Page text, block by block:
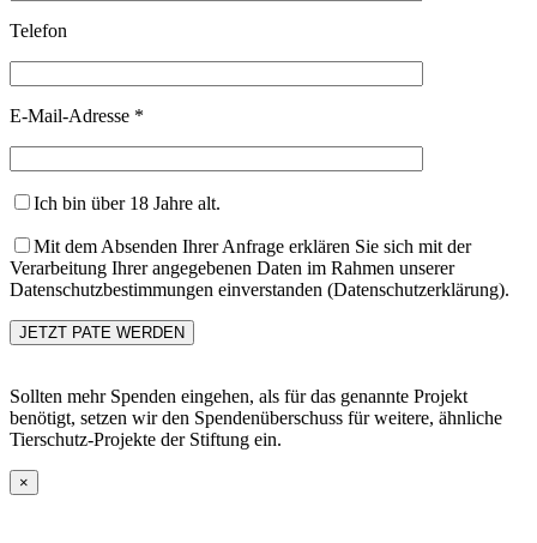
Telefon
E-Mail-Adresse *
Ich bin über 18 Jahre alt.
Mit dem Absenden Ihrer Anfrage erklären Sie sich mit der
Verarbeitung Ihrer angegebenen Daten im Rahmen unserer
Datenschutzbestimmungen einverstanden (Datenschutzerklärung).
Sollten mehr Spenden eingehen, als für das genannte Projekt
benötigt, setzen wir den Spendenüberschuss für weitere, ähnliche
Tierschutz-Projekte der Stiftung ein.
×